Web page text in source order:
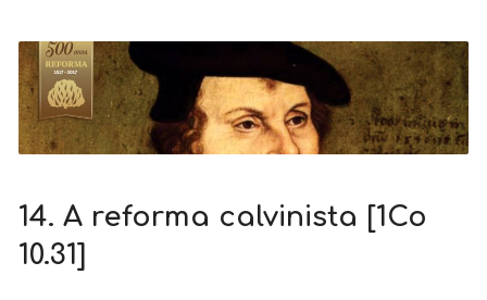
14. A reforma calvinista [1Co
10.31]